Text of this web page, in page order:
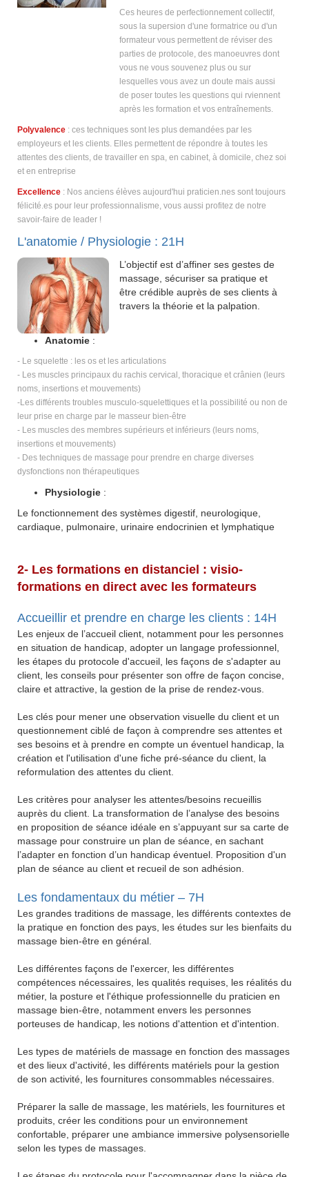
Ces heures de perfectionnement collectif,
sous la supersion d'une formatrice ou d'un
formateur vous permettent de réviser des
parties de protocole, des manoeuvres dont
vous ne vous souvenez plus ou sur
lesquelles vous avez un doute mais aussi
de poser toutes les questions qui rviennent
après les formation et vos entraînements.
Polyvalence : ces techniques sont les plus demandées par les
employeurs et les clients. Elles permettent de répondre à toutes les
attentes des clients, de travailler en spa, en cabinet, à domicile, chez soi
et en entreprise
Excellence : Nos anciens élèves aujourd'hui praticien.nes sont toujours
félicité.es pour leur professionnalisme, vous aussi profitez de notre
savoir-faire de leader !
L'anatomie / Physiologie : 21H
L’objectif est d’affiner ses gestes de
massage, sécuriser sa pratique et
être crédible auprès de ses clients à
travers la théorie et la palpation.
Anatomie :
- Le squelette : les os et les articulations
- Les muscles principaux du rachis cervical, thoracique et crânien (leurs
noms, insertions et mouvements)
-Les différents troubles musculo-squelettiques et la possibilité ou non de
leur prise en charge par le masseur bien-être
- Les muscles des membres supérieurs et inférieurs (leurs noms,
insertions et mouvements)
- Des techniques de massage pour prendre en charge diverses
dysfonctions non thérapeutiques
Physiologie :
Le fonctionnement des systèmes digestif, neurologique,
cardiaque, pulmonaire, urinaire endocrinien et lymphatique
2- Les formations en distanciel : visio-
formations en direct avec les formateurs
Accueillir et prendre en charge les clients : 14H
Les enjeux de l’accueil client, notamment pour les personnes
en situation de handicap, adopter un langage professionnel,
les étapes du protocole d'accueil, les façons de s'adapter au
client, les conseils pour présenter son offre de façon concise,
claire et attractive, la gestion de la prise de rendez-vous.
Les clés pour mener une observation visuelle du client et un
questionnement ciblé de façon à comprendre ses attentes et
ses besoins et à prendre en compte un éventuel handicap, la
création et l'utilisation d'une fiche pré-séance du client, la
reformulation des attentes du client.
Les critères pour analyser les attentes/besoins recueillis
auprès du client. La transformation de l’analyse des besoins
en proposition de séance idéale en s’appuyant sur sa carte de
massage pour construire un plan de séance, en sachant
l’adapter en fonction d’un handicap éventuel. Proposition d'un
plan de séance au client et recueil de son adhésion.
Les fondamentaux du métier – 7H
Les grandes traditions de massage, les différents contextes de
la pratique en fonction des pays, les études sur les bienfaits du
massage bien-être en général.
Les différentes façons de l'exercer, les différentes
compétences nécessaires, les qualités requises, les réalités du
métier, la posture et l'éthique professionnelle du praticien en
massage bien-être, notamment envers les personnes
porteuses de handicap, les notions d'attention et d'intention.
Les types de matériels de massage en fonction des massages
et des lieux d'activité, les différents matériels pour la gestion
de son activité, les fournitures consommables nécessaires.
Préparer la salle de massage, les matériels, les fournitures et
produits, créer les conditions pour un environnement
confortable, préparer une ambiance immersive polysensorielle
selon les types de massages.